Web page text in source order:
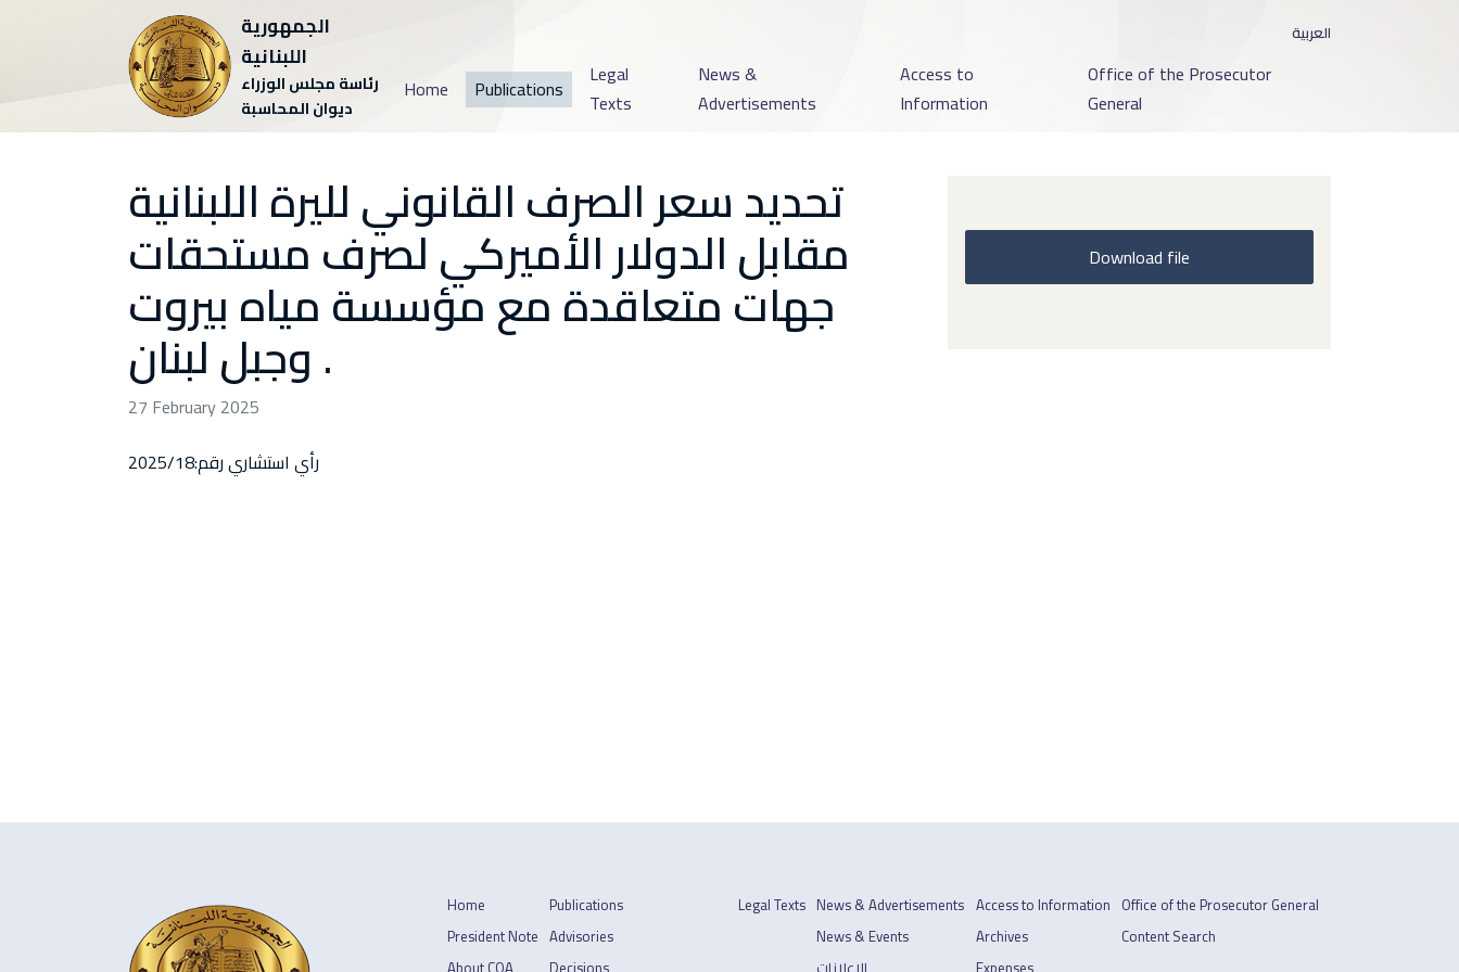
العربية
الجمهورية
اللبنانية
رئاسة مجلس الوزراء
ديوان المحاسبة
Home Publications
Legal
Texts
News &
Advertisements
Access to
Information
Office of the Prosecutor
General
تحديد سعر الصرف القانوني لليرة اللبنانية
مقابل الدولار الأميركي لصرف مستحقات
جهات متعاقدة مع مؤسسة مياه بيروت
وجبل لبنان .
27 February 2025
رأي استشاري رقم:2025/18
Download file
Home
President Note
Publications
Advisories
Legal Texts News & Advertisements
News & Events
Access to Information
Archives
Office of the Prosecutor General
Content Search